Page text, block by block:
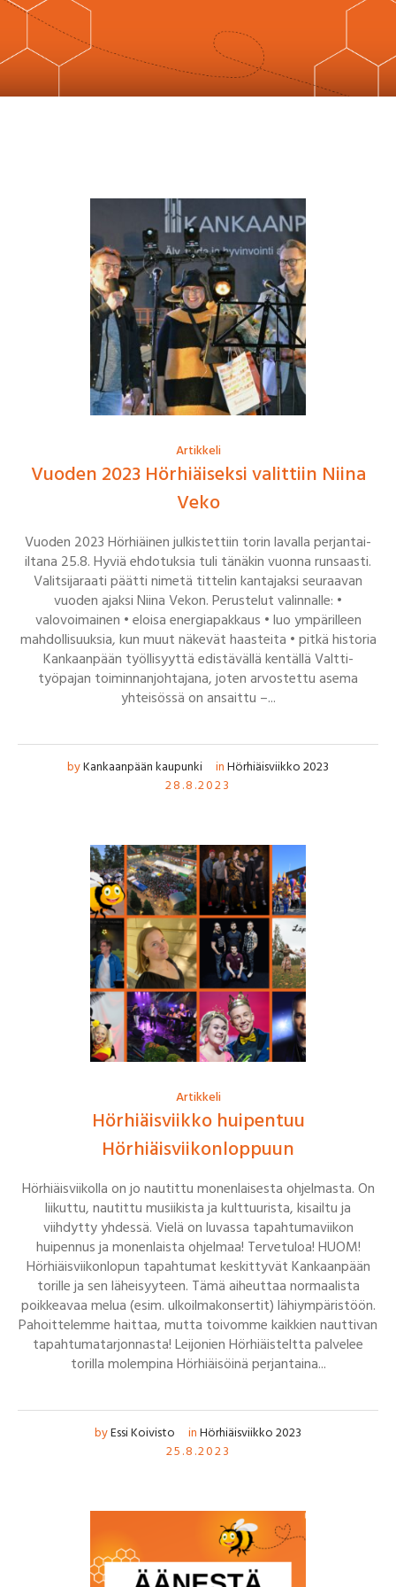
Artikkeli
Vuoden 2023 Hörhiäiseksi valittiin Niina
Veko
Vuoden 2023 Hörhiäinen julkistettiin torin lavalla perjantai-
iltana 25.8. Hyviä ehdotuksia tuli tänäkin vuonna runsaasti.
Valitsijaraati päätti nimetä tittelin kantajaksi seuraavan
vuoden ajaksi Niina Vekon. Perustelut valinnalle: •
valovoimainen • eloisa energiapakkaus • luo ympärilleen
mahdollisuuksia, kun muut näkevät haasteita • pitkä historia
Kankaanpään työllisyyttä edistävällä kentällä Valtti-
työpajan toiminnanjohtajana, joten arvostettu asema
yhteisössä on ansaittu –...
byKankaanpään kaupunki inHörhiäisviikko 2023
28.8.2023
Artikkeli
Hörhiäisviikko huipentuu
Hörhiäisviikonloppuun
Hörhiäisviikolla on jo nautittu monenlaisesta ohjelmasta. On
liikuttu, nautittu musiikista ja kulttuurista, kisailtu ja
viihdytty yhdessä. Vielä on luvassa tapahtumaviikon
huipennus ja monenlaista ohjelmaa! Tervetuloa! HUOM!
Hörhiäisviikonlopun tapahtumat keskittyvät Kankaanpään
torille ja sen läheisyyteen. Tämä aiheuttaa normaalista
poikkeavaa melua (esim. ulkoilmakonsertit) lähiympäristöön.
Pahoittelemme haittaa, mutta toivomme kaikkien nauttivan
tapahtumatarjonnasta! Leijonien Hörhiäisteltta palvelee
torilla molempina Hörhiäisöinä perjantaina...
byEssi Koivisto inHörhiäisviikko 2023
25.8.2023